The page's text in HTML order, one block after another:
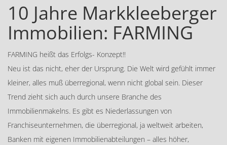
10 Jahre Markkleeberger
Immobilien: FARMING
FARMING heißt das Erfolgs- Konzept!!
Neu ist das nicht, eher der Ursprung. Die Welt wird gefühlt immer
kleiner, alles muß überregional, wenn nicht global sein. Dieser
Trend zieht sich auch durch unsere Branche des
Immobilienmakelns. Es gibt es Niederlassungen von
Franchiseunternehmen, die überregional, ja weltweit arbeiten,
Banken mit eigenen Immobilienabteilungen – alles höher,